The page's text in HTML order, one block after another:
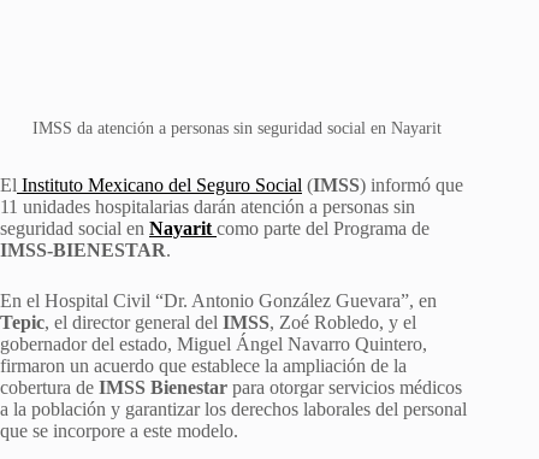
IMSS da atención a personas sin seguridad social en Nayarit
El Instituto Mexicano del Seguro Social (IMSS) informó que
11 unidades hospitalarias darán atención a personas sin
seguridad social en Nayarit como parte del Programa de
IMSS-BIENESTAR.
En el Hospital Civil “Dr. Antonio González Guevara”, en
Tepic, el director general del IMSS, Zoé Robledo, y el
gobernador del estado, Miguel Ángel Navarro Quintero,
firmaron un acuerdo que establece la ampliación de la
cobertura de IMSS Bienestar para otorgar servicios médicos
a la población y garantizar los derechos laborales del personal
que se incorpore a este modelo.